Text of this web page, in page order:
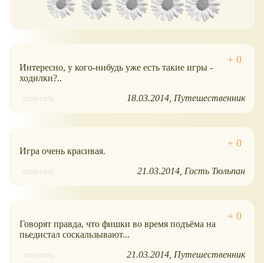
Интересно, у кого-нибудь уже есть такие игры -
ходилки?..
ответить 18.03.2014 Путешественник
Игра очень красивая.
ответить 21.03.2014 Гость Тюльпан
Говорят правда, что фишки во время подъёма на
пьедистал соскальзывают...
ответить 21.03.2014 Путешественник